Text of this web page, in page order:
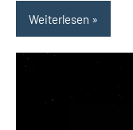
Weiterlesen